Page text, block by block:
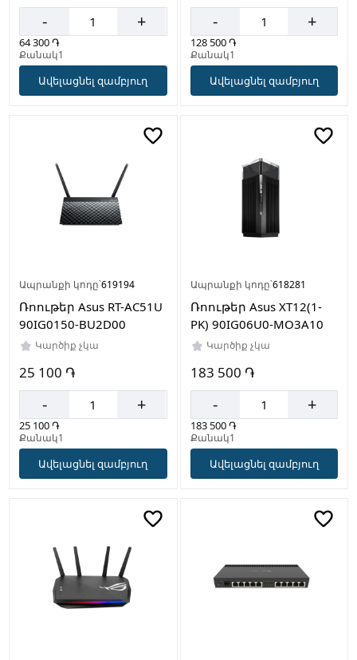
- +
64 300 ֏
Քանակ1
Ավելացնել զամբյուղ
- +
128 500 ֏
Քանակ1
Ավելացնել զամբյուղ
Ապրանքի կոդը՝619194
Ռոութեր Asus RT-AC51U
90IG0150-BU2D00
Կարծիք չկա
25 100 ֏
- +
25 100 ֏
Քանակ1
Ավելացնել զամբյուղ
Ապրանքի կոդը՝618281
Ռոութեր Asus XT12(1-
PK) 90IG06U0-MO3A10
Կարծիք չկա
183 500 ֏
- +
183 500 ֏
Քանակ1
Ավելացնել զամբյուղ